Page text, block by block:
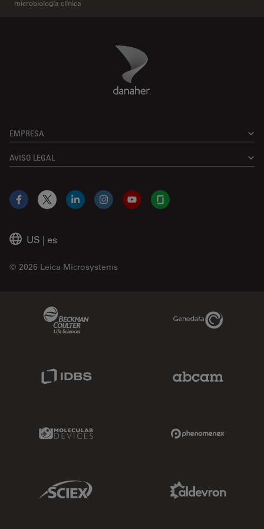
microbiología clínica
Danaher Logo
EMPRESA
AVISO LEGAL
US | es
© 2026 Leica Microsystems
Facebook
X LinkedInInstagramYouTubeGlassdoor
Genedata Link
Molecular Devices Link
Sciex Link